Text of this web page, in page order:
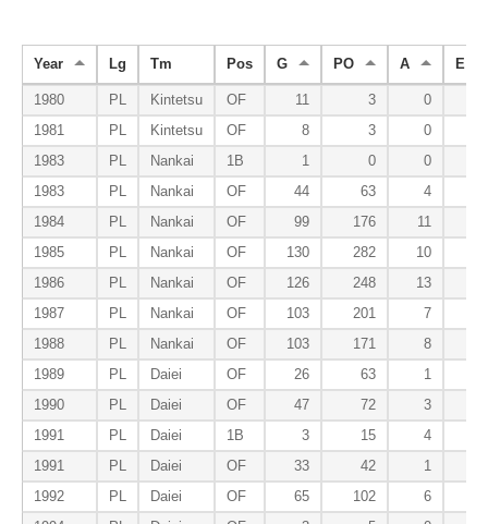
Year Lg Tm Pos G PO A E
1980 PL Kintetsu OF 11 3 0
1981
PL Kintetsu OF 8 3 0
1983
PL Nankai 1B 1 0 0
1983
PL Nankai OF 44 63 4
1984
PL Nankai OF 99 176 11
1985
PL Nankai OF 130 282 10
1986
PL Nankai OF 126 248 13
1987
PL Nankai OF 103 201 7
1988
PL Nankai OF 103 171 8
1989
PL Daiei OF 26 63 1
1990
PL Daiei OF 47 72 3
1991
PL Daiei 1B 3 15 4
1991
PL Daiei OF 33 42 1
1992
PL Daiei OF 65 102 6